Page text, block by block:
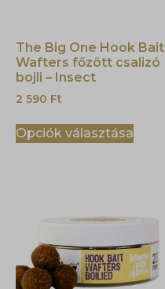
The Big One Hook Bait
Wafters főzött csalizó
bojli – Insect
2 590 Ft
Opciók választása